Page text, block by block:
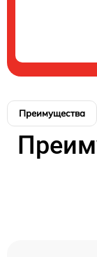
Преимущества